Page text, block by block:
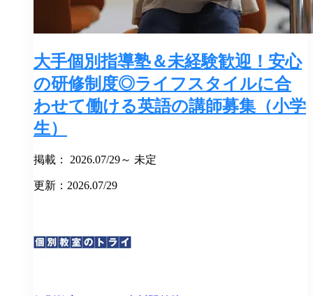
大手個別指導塾＆未経験歓迎！安心
の研修制度◎ライフスタイルに合
わせて働ける英語の講師募集（小学
生）
掲載： 2026.07/29～ 未定
更新：2026.07/29